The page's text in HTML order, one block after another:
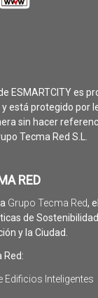
ESMARTCITY es
y está protegido por
sin hacer
Tecma Red S.L.
RED
Grupo Tecma Red,
de
y la Ciudad.
Red:
Edificios Inteligentes